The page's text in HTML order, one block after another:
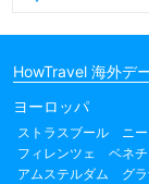
HowTravel 海外デ
ヨーロッパ
ストラスブール ニ
フィレンツェ
ベネ
アムステルダム
グ